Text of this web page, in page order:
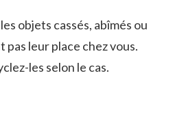
objets cassés, abîmés ou
pas leur place chez vous.
les selon le cas.